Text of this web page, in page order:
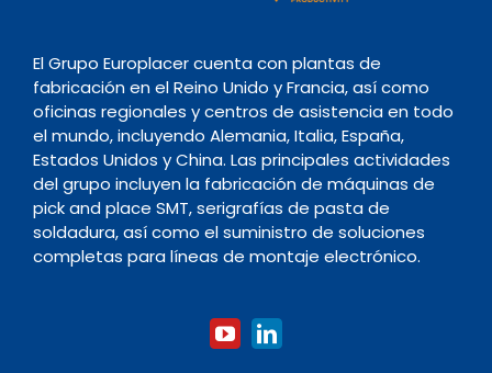
El Grupo Europlacer cuenta con plantas de
fabricación en el Reino Unido y Francia, así como
oficinas regionales y centros de asistencia en todo
el mundo, incluyendo Alemania, Italia, España,
Estados Unidos y China. Las principales actividades
del grupo incluyen la fabricación de máquinas de
pick and place SMT, serigrafías de pasta de
soldadura, así como el suministro de soluciones
completas para líneas de montaje electrónico.